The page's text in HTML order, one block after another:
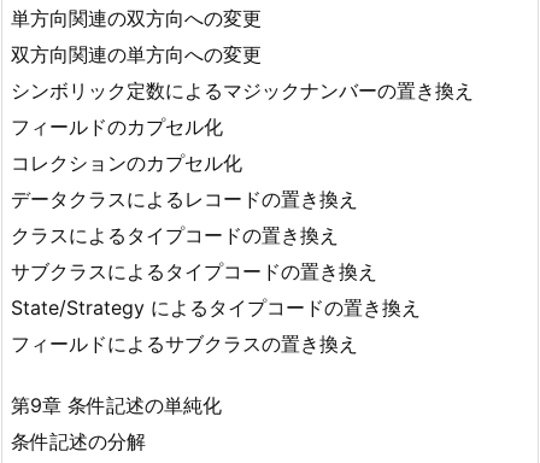
単方向関連の双方向への変更
双方向関連の単方向への変更
シンボリック定数によるマジックナンバーの置き換え
フィールドのカプセル化
コレクションのカプセル化
データクラスによるレコードの置き換え
クラスによるタイプコードの置き換え
サブクラスによるタイプコードの置き換え
State/Strategy によるタイプコードの置き換え
フィールドによるサブクラスの置き換え
第9章 条件記述の単純化
条件記述の分解